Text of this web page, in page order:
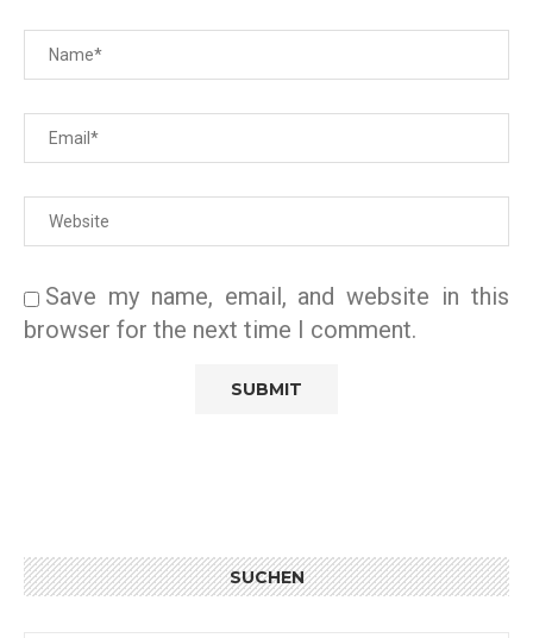
Save my name, email, and website in this
browser for the next time I comment.
SUCHEN